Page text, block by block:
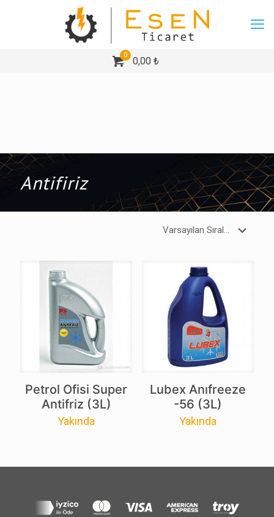
0
0,00 ₺
Antifiriz
Petrol Ofisi Super
Antifriz (3L)
Yakında
Lubex Anıfreeze
-56 (3L)
Yakında